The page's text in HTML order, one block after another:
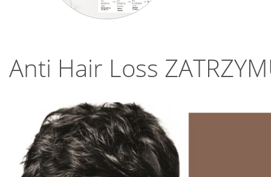
Anti Hair Loss